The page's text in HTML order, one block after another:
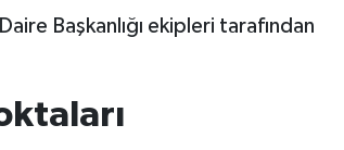
Başkanlığı ekipleri tarafından